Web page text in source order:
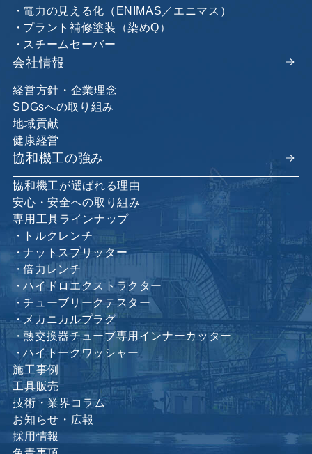
電力の見える化（ENIMAS／エニマス）
プラント補修塗装（染めQ）
スチームセーバー
会社情報
経営方針・企業理念
SDGsへの取り組み
地域貢献
健康経営
協和機工の強み
協和機工が選ばれる理由
安心・安全への取り組み
専用工具ラインナップ
トルクレンチ
ナットスプリッター
倍力レンチ
ハイドロエクストラクター
チューブリークテスター
メカニカルプラグ
熱交換器チューブ専用インナーカッター
ハイトークワッシャー
施工事例
工具販売
技術・業界コラム
お知らせ・広報
採用情報